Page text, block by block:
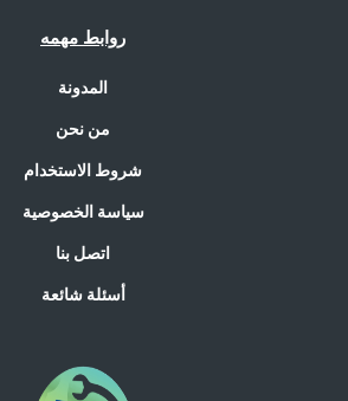
روابط مهمه
المدونة
من نحن
شروط الاستخدام
سياسة الخصوصية
اتصل بنا
أسئلة شائعة